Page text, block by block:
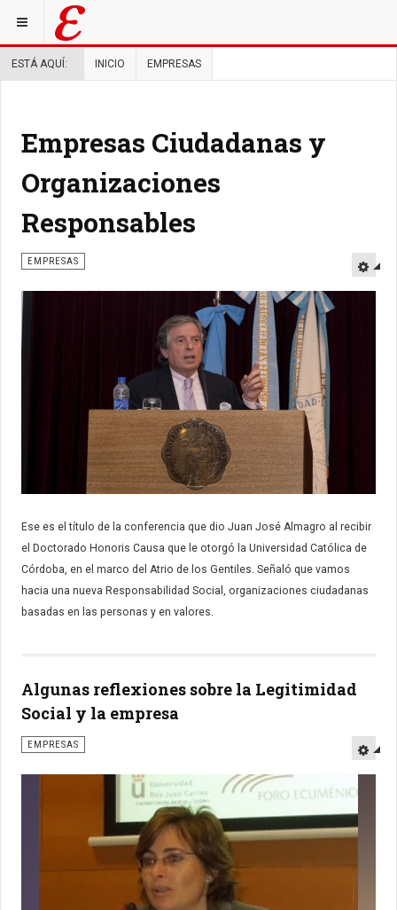
ESTÁ AQUÍ: INICIO EMPRESAS
Empresas Ciudadanas y
Organizaciones
Responsables
EMPRESAS
Ese es el título de la conferencia que dio Juan José Almagro al recibir
el Doctorado Honoris Causa que le otorgó la Universidad Católica de
Córdoba, en el marco del Atrio de los Gentiles. Señaló que vamos
hacia una nueva Responsabilidad Social, organizaciones ciudadanas
basadas en las personas y en valores.
Algunas reflexiones sobre la Legitimidad
Social y la empresa
EMPRESAS